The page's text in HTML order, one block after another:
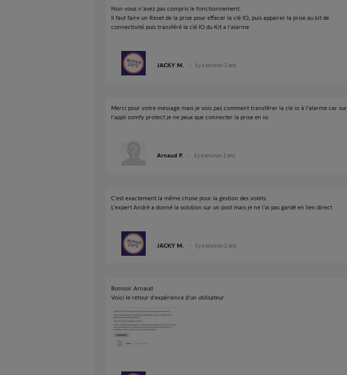
Non vous n'avez pas compris le fonctionnement.
Il faut faire un Reset de la prise pour effacer la clé IO, puis appairer la prise au kit de
connectivité puis transféré la clé IO du Kit a l'alarme
JACKY M. il y a environ 2 ans
Merci pour votre message mais je vois pas comment transférer la cle io à l’alarme car sur
l’appli somfy protect je ne peux que connecter la prise en io.
Arnaud P. il y a environ 2 ans
C'est exactement la même chose pour la gestion des volets.
L'expert André a donné la solution sur un post mais je ne l'ai pas gardé en lien direct
JACKY M. il y a environ 2 ans
Bonsoir Arnaud
Voici le retour d'expérience d'un utilisateur